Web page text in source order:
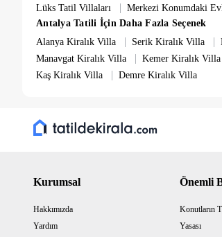
Lüks Tatil Villaları
| Merkezi Konumdaki
Antalya Tatili İçin Daha Fazla Seçenek
Alanya Kiralık Villa
| Serik Kiralık Villa |
Manavgat Kiralık Villa | Kemer Kiralık Villa
Kaş Kiralık Villa | Demre Kiralık Villa
Kurumsal
Hakkımızda
Yardım
Önemli
Konutların
Yasası